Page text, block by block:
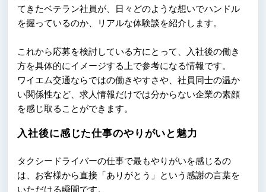
てきたベテラン社員が、日々どのような想いでハンドル
を握っているのか、リアルな体験談を紹介します。
これから応募を検討している方にとって、入社後の働き
方を具体的にイメージする上で参考になる情報です。
ワイエム交通ならではの働きやすさや、社員同士の温か
い関係性など、求人情報だけでは分からない企業の素顔
を感じ取ることができます。
入社後に感じた仕事のやりがいと魅力
タクシードライバーの仕事で最もやりがいを感じるの
は、お客様から直接「ありがとう」という感謝の言葉を
いただける瞬間です。